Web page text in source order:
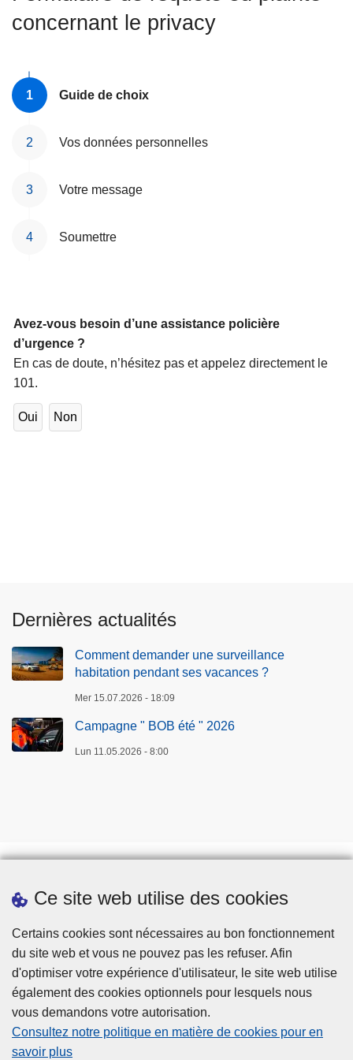
Ce site web utilise des cookies
Certains cookies sont nécessaires au bon fonctionnement
du site web et vous ne pouvez pas les refuser. Afin
d'optimiser votre expérience d'utilisateur, le site web utilise
également des cookies optionnels pour lesquels nous
vous demandons votre autorisation.
Consultez notre politique en matière de cookies pour en
savoir plus
concernant le privacy
Guide de choix
Vos données personnelles
Votre message
Soumettre
Avez-vous besoin d’une assistance policière
d’urgence ?
En cas de doute, n’hésitez pas et appelez directement le
101.
Oui Non
Dernières actualités
Comment demander une surveillance
habitation pendant ses vacances ?
Mer 15.07.2026 - 18:09
Campagne " BOB été " 2026
Lun 11.05.2026 - 8:00
Prendre rendez-vous
Téléchargements